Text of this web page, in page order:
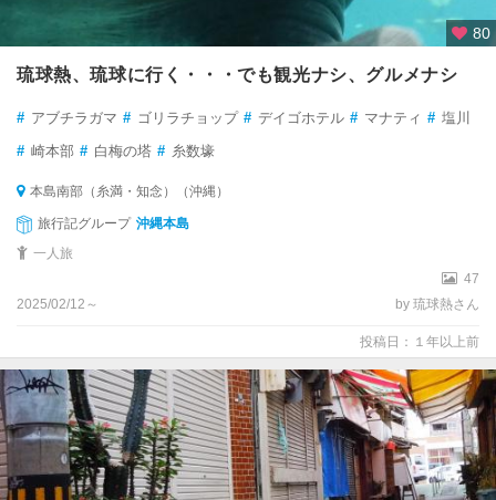
80
琉球熱、琉球に行く・・・でも観光ナシ、グルメナシ
# アブチラガマ # ゴリラチョップ # デイゴホテル # マナティ # 塩川
# 崎本部 # 白梅の塔 # 糸数壕
本島南部（糸満・知念）（沖縄）
旅行記グループ 沖縄本島
一人旅
47
2025/02/12～
by 琉球熱さん
投稿日：１年以上前